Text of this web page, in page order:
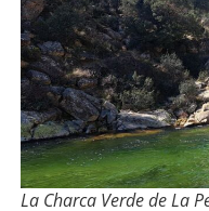
La Charca Verde de La